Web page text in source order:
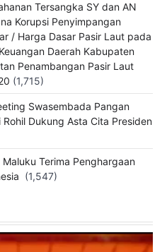
Tersangka SY dan AN
Korupsi Penyimpangan
/ Harga Dasar Pasir Laut pada
Daerah Kabupaten
Penambangan Pasir Laut
(1,715)
Swasembada Pangan
Rohil Dukung Asta Cita Presiden
Terima Penghargaan
(1,547)